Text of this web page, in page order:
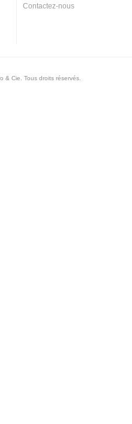
Contactez-nous
& Cie. Tous droits réservés.